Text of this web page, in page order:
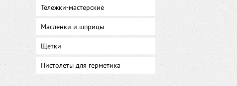
Тележки-мастерские
Масленки и шприцы
Щетки
Пистолеты для герметика